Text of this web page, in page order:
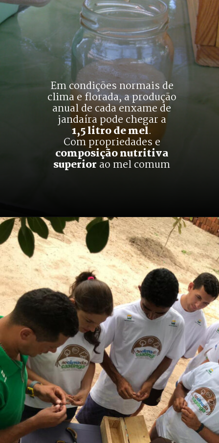
Em condições normais de
clima e florada, a produção
anual de cada enxame de
jandaíra pode chegar a
1,5 litro de mel.
Com propriedades e
composição nutritiva
superior ao mel comum